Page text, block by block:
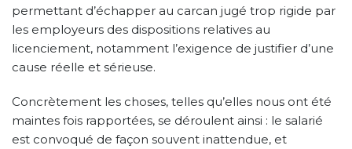
permettant d’échapper au carcan jugé trop rigide par
les employeurs des dispositions relatives au
licenciement, notamment l’exigence de justifier d’une
cause réelle et sérieuse.
Concrètement les choses, telles qu’elles nous ont été
maintes fois rapportées, se déroulent ainsi : le salarié
est convoqué de façon souvent inattendue, et